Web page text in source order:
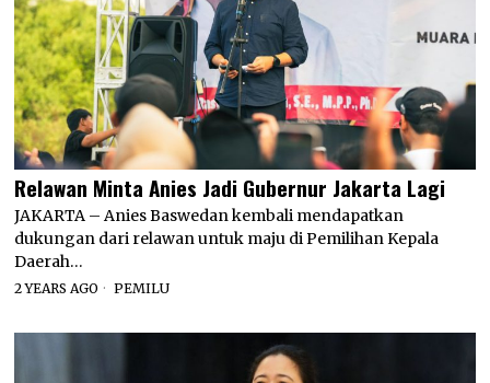
Relawan Minta Anies Jadi Gubernur Jakarta Lagi
JAKARTA – Anies Baswedan kembali mendapatkan
dukungan dari relawan untuk maju di Pemilihan Kepala
Daerah…
2 YEARS AGO PEMILU